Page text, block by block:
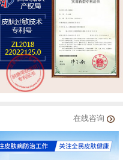
在线咨询